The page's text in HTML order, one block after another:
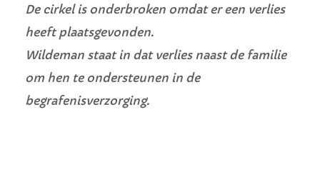
De cirkel is onderbroken omdat er een verlies
heeft plaatsgevonden.
Wildeman staat in dat verlies naast de familie
om hen te ondersteunen in de
begrafenisverzorging.